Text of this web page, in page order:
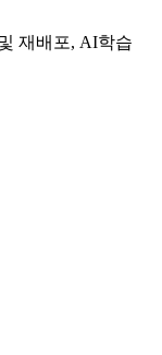
재배포, AI학습